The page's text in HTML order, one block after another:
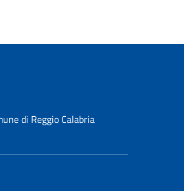
di Reggio Calabria